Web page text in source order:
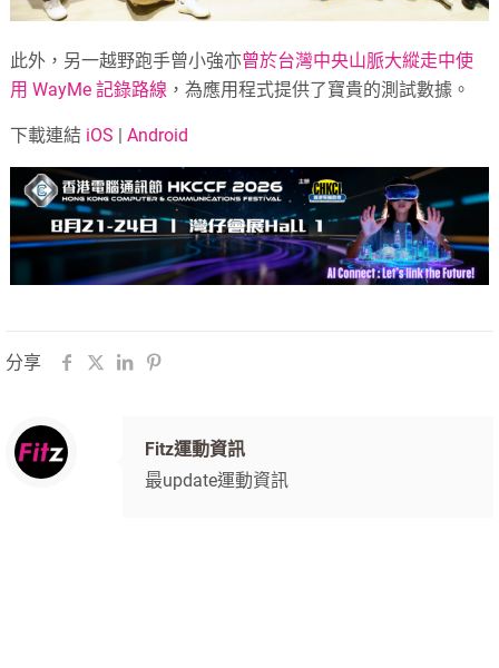
此外，另一越野跑手曾小強亦曾於台灣中央山脈大縱走中使
用 WayMe 記錄路線 ，為應用程式提供了寶貴的測試數據。
下載連結 iOS |Android
分享
Fitz運動資訊
最update運動資訊